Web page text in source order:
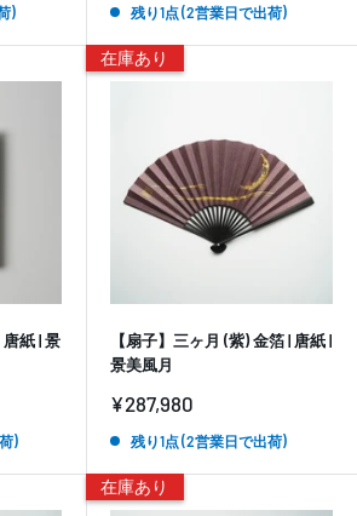
)
価
残り1点 (2営業日で出荷)
唐紙 | 景
)
在庫あり
【扇子】三ヶ月 (紫) 金箔 | 唐紙 |
景美風月
販
価
¥287,980
残り1点 (2営業日で出荷)
在庫あり